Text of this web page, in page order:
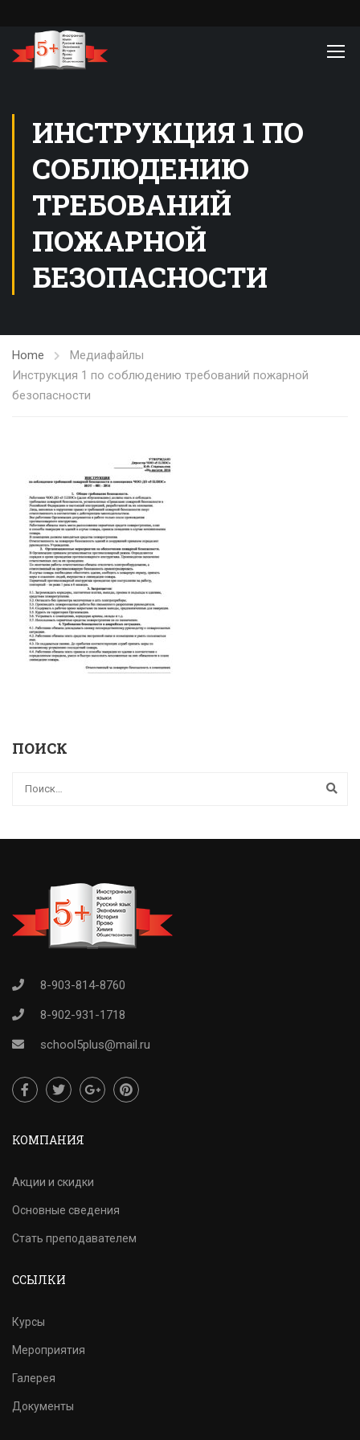
ИНСТРУКЦИЯ 1 ПО
СОБЛЮДЕНИЮ
ТРЕБОВАНИЙ
ПОЖАРНОЙ
БЕЗОПАСНОСТИ
Home
Медиафайлы
Инструкция 1 по соблюдению требований пожарной
безопасности
ПОИСК
8-903-814-8760
8-902-931-1718
school5plus@mail.ru
КОМПАНИЯ
Акции и скидки
Основные сведения
Стать преподавателем
ССЫЛКИ
Курсы
Мероприятия
Галерея
Документы